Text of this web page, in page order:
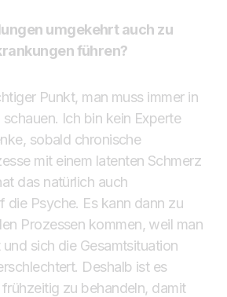
umgekehrt auch zu
führen?
Punkt, man muss immer in
Ich bin kein Experte
sobald chronische
mit einem latenten Schmerz
das natürlich auch
die Psyche. Es kann dann zu
Prozessen kommen, weil man
sich die Gesamtsituation
Deshalb ist es
zu behandeln, damit